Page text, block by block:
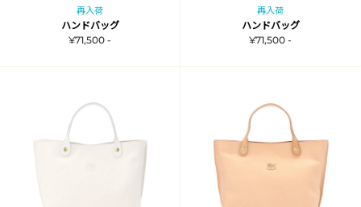
再入荷
ハンドバッグ
¥71,500 -
再入荷
ハンドバッグ
¥71,500 -